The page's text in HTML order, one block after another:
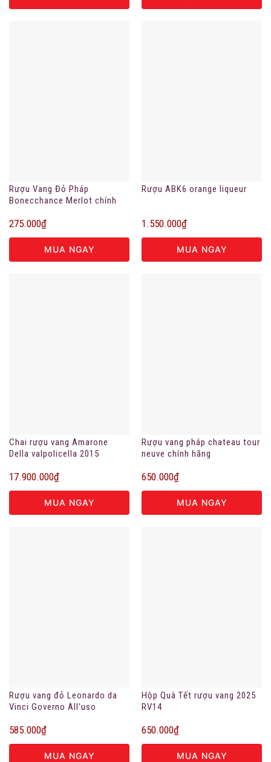
Rượu Vang Đỏ Pháp
Bonecchance Merlot chính
275.000₫
MUA NGAY
Rượu ABK6 orange liqueur
1.550.000₫
MUA NGAY
Chai rượu vang Amarone
Della valpolicella 2015
17.900.000₫
MUA NGAY
Rượu vang pháp chateau tour
neuve chính hãng
650.000₫
MUA NGAY
Rượu vang đỏ Leonardo da
Vinci Governo All’uso
585.000₫
MUA NGAY
Hộp Quà Tết rượu vang 2025
RV14
650.000₫
MUA NGAY